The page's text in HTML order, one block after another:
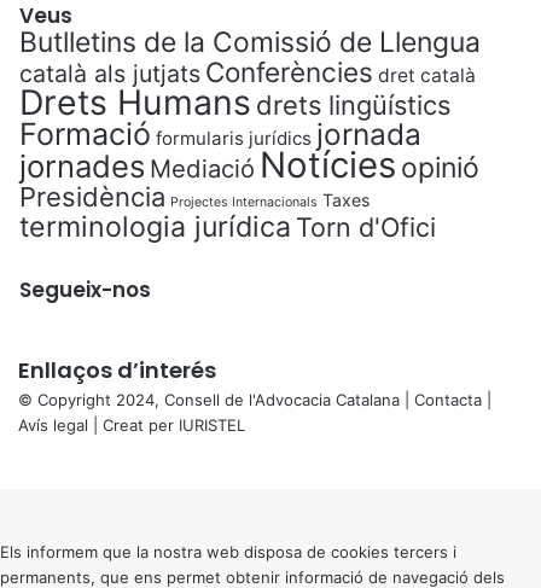
Veus
Butlletins de la Comissió de Llengua
català als jutjats Conferències dret català
Drets Humans drets lingüístics
Formació formularis jurídics jornada
jornades Mediació Notícies opinió
Presidència Projectes Internacionals Taxes
terminologia jurídica Torn d'Ofici
Segueix-nos
Enllaços d’interés
© Copyright 2024, Consell de l'Advocacia Catalana | Contacta
Avís legal | Creat per IURISTEL
button
Els informem que la nostra web disposa de cookies tercers i
permanents, que ens permet obtenir informació de navegació dels